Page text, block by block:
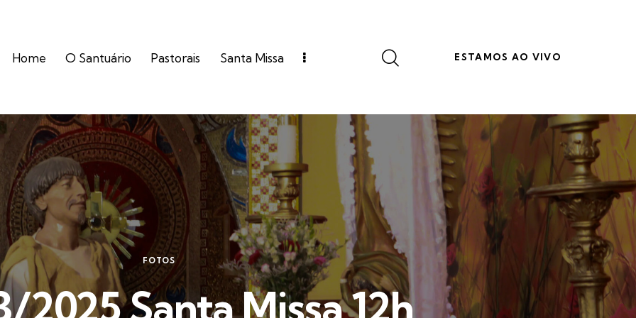
Home O Santuário Pastorais Santa Missa ESTAMOS AO VIVO
FOTOS
2025 Santa Missa 12h